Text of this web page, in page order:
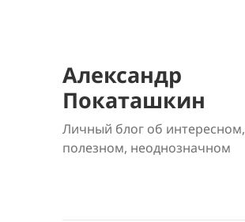
Александр
Покаташкин
Личный блог об интересном,
полезном, неоднозначном